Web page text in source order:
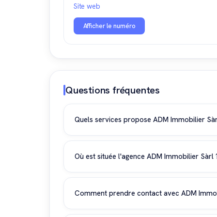
Site web
Afficher le numéro
Questions fréquentes
Quels services propose ADM Immobilier
ADM Immobilier Sàrl propose des services
l'estimation immobilière. Cette agence
Où est située l'agence ADM Immobilier Sàrl
L'agence ADM Immobilier Sàrl est située à
intervient sur un large périmètre valaisan
Comment prendre contact avec ADM
Vous pouvez contacter ADM Immobilier